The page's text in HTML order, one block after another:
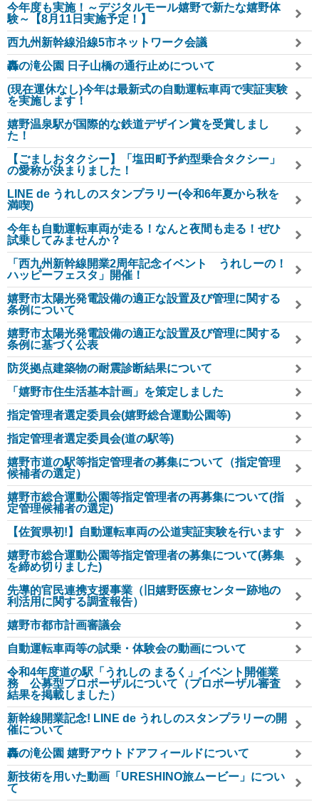
今年度も実施！～デジタルモール嬉野で新たな嬉野体
験～【8月11日実施予定！】
西九州新幹線沿線5市ネットワーク会議
轟の滝公園 日子山橋の通行止めについて
(現在運休なし)今年は最新式の自動運転車両で実証実験
を実施します！
嬉野温泉駅が国際的な鉄道デザイン賞を受賞しまし
た！
【ごましおタクシー】「塩田町予約型乗合タクシー」
の愛称が決まりました！
LINE de うれしのスタンプラリー(令和6年夏から秋を
満喫)
今年も自動運転車両が走る！なんと夜間も走る！ぜひ
試乗してみませんか？
「西九州新幹線開業2周年記念イベント うれしーの！
ハッピーフェスタ」開催！
嬉野市太陽光発電設備の適正な設置及び管理に関する
条例について
嬉野市太陽光発電設備の適正な設置及び管理に関する
条例に基づく公表
防災拠点建築物の耐震診断結果について
「嬉野市住生活基本計画」を策定しました
指定管理者選定委員会(嬉野総合運動公園等)
指定管理者選定委員会(道の駅等)
嬉野市道の駅等指定管理者の募集について（指定管理
候補者の選定）
嬉野市総合運動公園等指定管理者の再募集について(指
定管理候補者の選定)
【佐賀県初!】自動運転車両の公道実証実験を行います
嬉野市総合運動公園等指定管理者の募集について(募集
を締め切りました)
先導的官民連携支援事業（旧嬉野医療センター跡地の
利活用に関する調査報告）
嬉野市都市計画審議会
自動運転車両等の試乗・体験会の動画について
令和4年度道の駅「うれしの まるく」イベント開催業
務 公募型プロポーザルについて（プロポーザル審査
結果を掲載しました）
新幹線開業記念! LINE de うれしのスタンプラリーの開
催について
轟の滝公園 嬉野アウトドアフィールドについて
新技術を用いた動画「URESHINO旅ムービー」につい
て